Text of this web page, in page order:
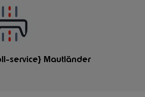
service} Mautländer